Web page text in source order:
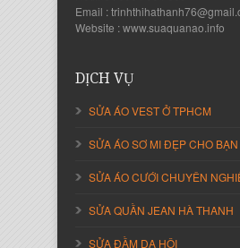
Nguyễn Thanh
Email :
Website : www.suaquanao.info
DỊCH VỤ
SỬA ÁO VEST Ở TPHCM
SỬA ÁO SƠ MI ĐẸP CHO BẠN
SỬA ÁO CƯỚI CHUYÊN
SỬA QUẦN JEAN HÀ THANH
SỬA ĐẦM DẠ HỘI